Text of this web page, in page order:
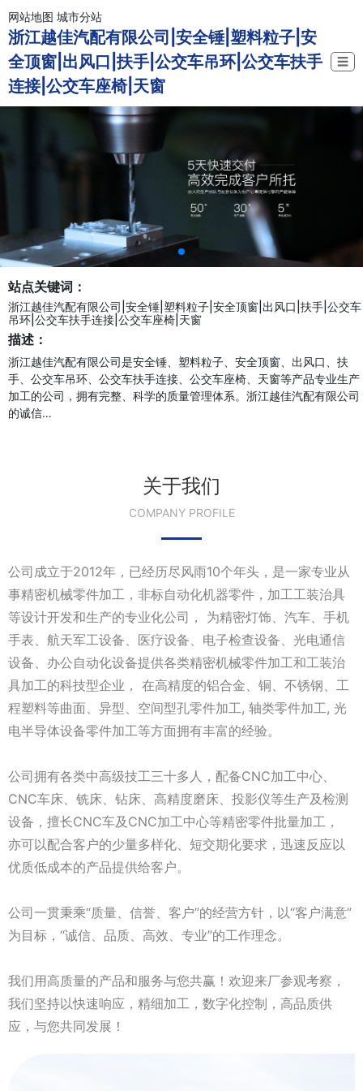
网站地图 城市分站
浙江越佳汽配有限公司|安全锤|塑料粒子|安
全顶窗|出风口|扶手|公交车吊环|公交车扶手
连接|公交车座椅|天窗
☰
站点关键词：
浙江越佳汽配有限公司|安全锤|塑料粒子|安全顶窗|出风口|扶手|公交车
吊环|公交车扶手连接|公交车座椅|天窗
描述：
浙江越佳汽配有限公司是安全锤、塑料粒子、安全顶窗、出风口、扶
手、公交车吊环、公交车扶手连接、公交车座椅、天窗等产品专业生产
加工的公司，拥有完整、科学的质量管理体系。浙江越佳汽配有限公司
的诚信…
关于我们
COMPANY PROFILE
公司成立于2012年，已经历尽风雨10个年头，是一家专业从
事精密机械零件加工，非标自动化机器零件，加工工装治具
等设计开发和生产的专业化公司， 为精密灯饰、汽车、手机
手表、航天军工设备、医疗设备、电子检查设备、光电通信
设备、办公自动化设备提供各类精密机械零件加工和工装治
具加工的科技型企业， 在高精度的铝合金、铜、不锈钢、工
程塑料等曲面、异型、空间型孔零件加工, 轴类零件加工, 光
电半导体设备零件加工等方面拥有丰富的经验。
公司拥有各类中高级技工三十多人，配备CNC加工中心、
CNC车床、铣床、钻床、高精度磨床、投影仪等生产及检测
设备，擅长CNC车及CNC加工中心等精密零件批量加工，
亦可以配合客户的少量多样化、短交期化要求，迅速反应以
优质低成本的产品提供给客户。
公司一贯秉乘“质量、信誉、客户”的经营方针，以“客户满意”
为目标，“诚信、品质、高效、专业”的工作理念。
我们用高质量的产品和服务与您共赢！欢迎来厂参观考察，
我们坚持以快速响应，精细加工，数字化控制，高品质供
应，与您共同发展！